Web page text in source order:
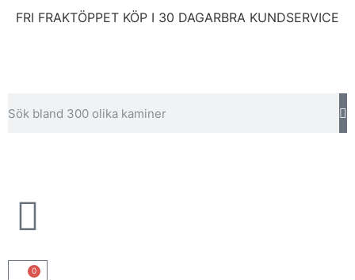
FRI FRAKTÖPPET KÖP I 30 DAGARBRA KUNDSERVICE
0